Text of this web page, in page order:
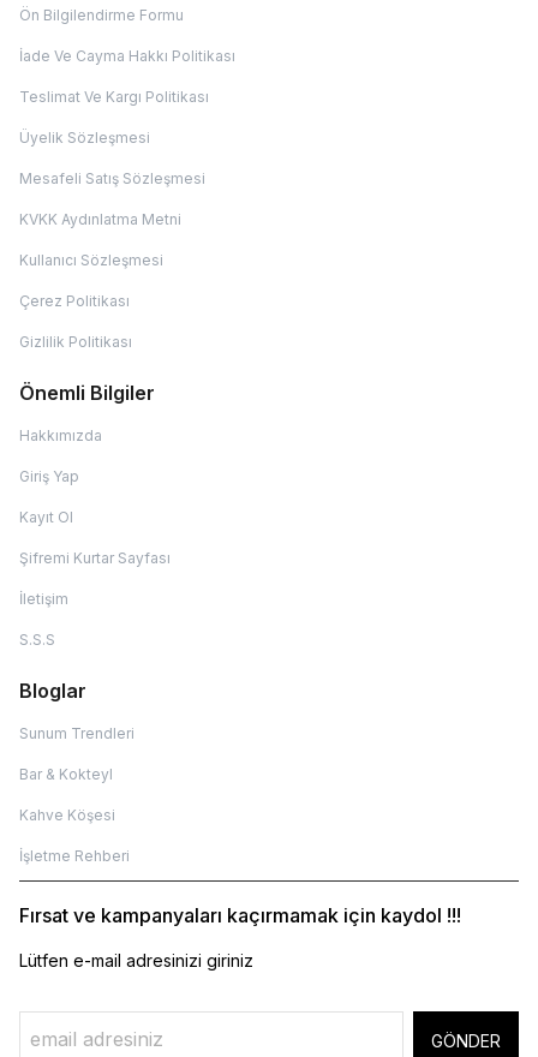
Ön Bilgilendirme Formu
İade Ve Cayma Hakkı Politikası
Teslimat Ve Kargı Politikası
Üyelik Sözleşmesi
Mesafeli Satış Sözleşmesi
KVKK Aydınlatma Metni
Kullanıcı Sözleşmesi
Çerez Politikası
Gizlilik Politikası
Önemli Bilgiler
Hakkımızda
Giriş Yap
Kayıt Ol
Şifremi Kurtar Sayfası
İletişim
S.S.S
Bloglar
Sunum Trendleri
Bar & Kokteyl
Kahve Köşesi
İşletme Rehberi
Fırsat ve kampanyaları kaçırmamak için kaydol !!!
Lütfen e-mail adresinizi giriniz
GÖNDER